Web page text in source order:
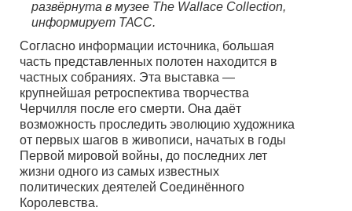
развёрнута в музее The Wallace Collection,
информирует ТАСС.
Согласно информации источника, большая
часть представленных полотен находится в
частных собраниях. Эта выставка —
крупнейшая ретроспектива творчества
Черчилля после его смерти. Она даёт
возможность проследить эволюцию художника
от первых шагов в живописи, начатых в годы
Первой мировой войны, до последних лет
жизни одного из самых известных
политических деятелей Соединённого
Королевства.